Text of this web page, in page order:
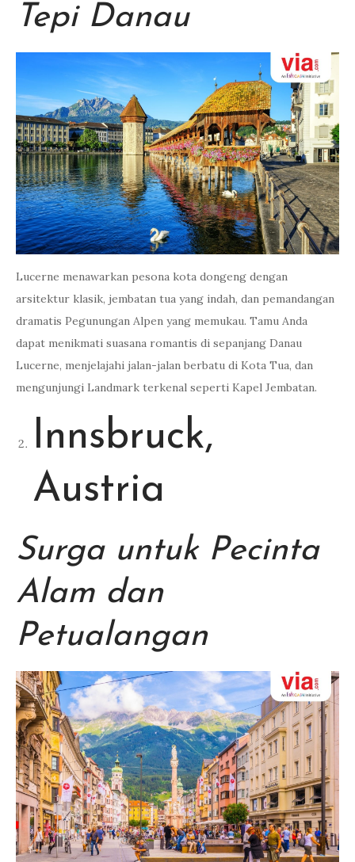
Tepi Danau
Lucerne menawarkan pesona kota dongeng dengan
arsitektur klasik, jembatan tua yang indah, dan pemandangan
dramatis Pegunungan Alpen yang memukau. Tamu Anda
dapat menikmati suasana romantis di sepanjang Danau
Lucerne, menjelajahi jalan-jalan berbatu di Kota Tua, dan
mengunjungi Landmark terkenal seperti Kapel Jembatan.
Innsbruck,
Austria
Surga untuk Pecinta
Alam dan
Petualangan